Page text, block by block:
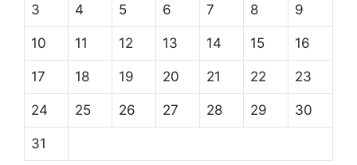
3 4 5 6 7 8 9
10 11 12 13 14 15 16
17 18 19 20 21 22 23
24 25 26 27 28 29 30
31